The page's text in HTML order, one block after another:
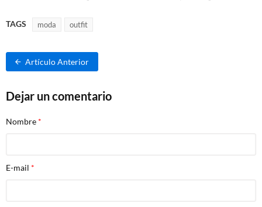
TAGS moda outfit
Artículo Anterior
Dejar un comentario
Nombre
E-mail